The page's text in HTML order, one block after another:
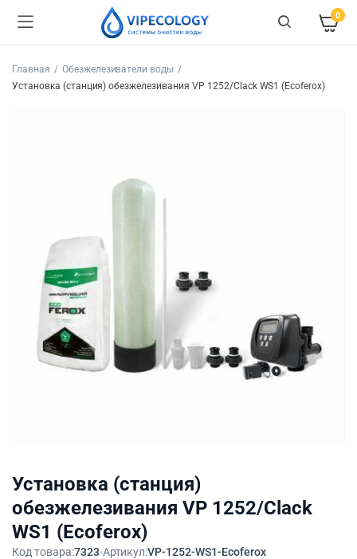
0
Главная
Обезжелезиватели воды
Установка (станция) обезжелезивания VP 1252/Clack WS1 (Ecoferox)
Установка (станция)
обезжелезивания VP 1252/Clack
WS1 (Ecoferox)
Код товара:7323 Артикул:VP-1252-WS1-Ecoferox